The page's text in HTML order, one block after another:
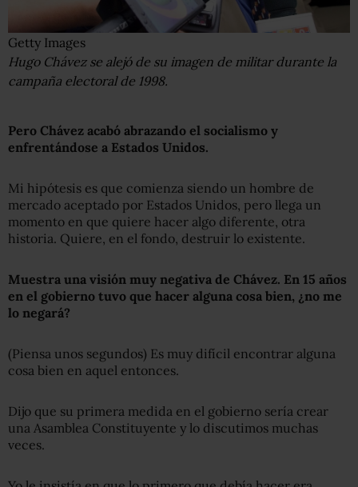
Getty Images
Hugo Chávez se alejó de su imagen de militar durante la
campaña electoral de 1998.
Pero Chávez acabó abrazando el socialismo y
enfrentándose a Estados Unidos.
Mi hipótesis es que comienza siendo un hombre de
mercado aceptado por Estados Unidos, pero llega un
momento en que quiere hacer algo diferente, otra
historia. Quiere, en el fondo, destruir lo existente.
Muestra una visión muy negativa de Chávez. En 15 años
en el gobierno tuvo que hacer alguna cosa bien, ¿no me
lo negará?
(Piensa unos segundos) Es muy difícil encontrar alguna
cosa bien en aquel entonces.
Dijo que su primera medida en el gobierno sería crear
una Asamblea Constituyente y lo discutimos muchas
veces.